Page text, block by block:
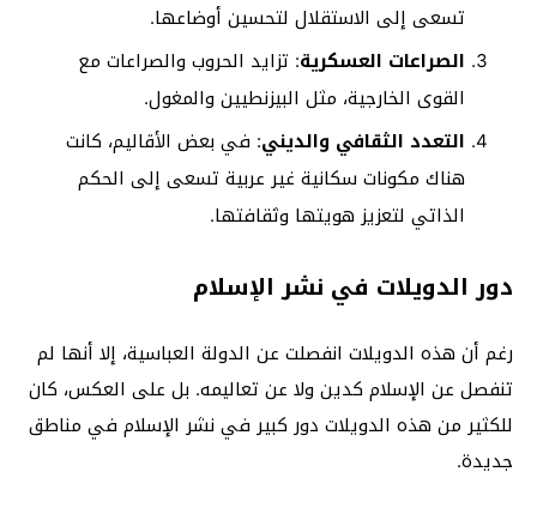
تسعى إلى الاستقلال لتحسين أوضاعها.
الصراعات العسكرية: تزايد الحروب والصراعات مع
القوى الخارجية، مثل البيزنطيين والمغول.
التعدد الثقافي والديني: في بعض الأقاليم، كانت
هناك مكونات سكانية غير عربية تسعى إلى الحكم
الذاتي لتعزيز هويتها وثقافتها.
دور الدويلات في نشر الإسلام
رغم أن هذه الدويلات انفصلت عن الدولة العباسية، إلا أنها لم
تنفصل عن الإسلام كدين ولا عن تعاليمه. بل على العكس، كان
للكثير من هذه الدويلات دور كبير في نشر الإسلام في مناطق
جديدة.